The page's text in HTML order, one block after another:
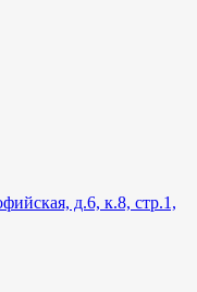
д.6, к.8, стр.1,